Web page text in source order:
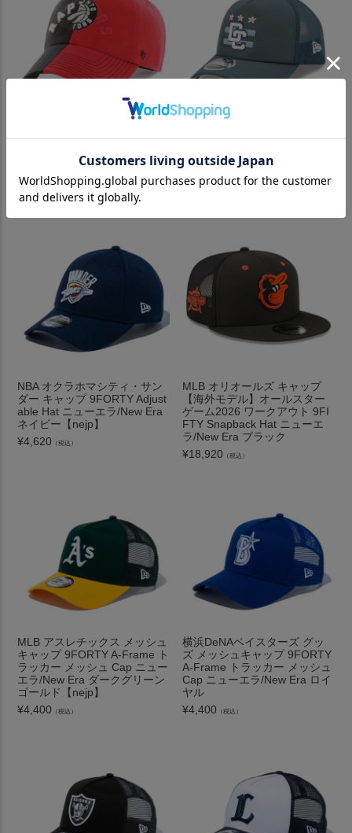
ン 47 Brand ブラック
7,920 （税込）
ティーコネクト バッティング
プラクティス 9FORTY APEX
ニューエラ/New Era グリーン
NBA オクラホマシティ・サン
ダー キャップ 9FORTY Adjust
able Hat ニューエラ/New Era
ネイビー【nejp】
¥4,620 （税込）
MLB オリオールズ キャップ
【海外モデル】オールスター
ゲーム2026 ワークアウト 9FI
FTY Snapback Hat ニューエ
ラ/New Era ブラック
¥18,920 （税込）
MLB アスレチックス メッシュ
キャップ 9FORTY A-Frame ト
ラッカー メッシュ Cap ニュー
エラ/New Era ダークグリーン
ゴールド【nejp】
¥4,400 （税込）
横浜DeNAベイスターズ グッ
ズ メッシュキャップ 9FORTY
A-Frame トラッカー メッシュ
Cap ニューエラ/New Era ロイ
ヤル
¥4,400 （税込）